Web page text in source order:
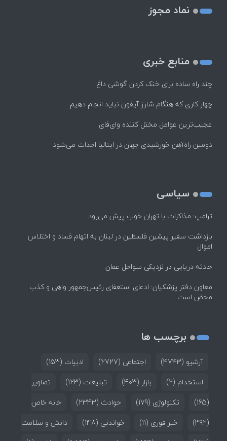
نماد مجوز
منابع خبری
چند راه‌ ساده برای خنک کردن گوشی داغ
چهار کاری که هنگام شارژ آیفون نباید انجام دهیم
عجیب‌ترین عوامل مختل کننده وای‌فای
دومین راه‌آهن خورشیدی جهان در ایتالیا احداث می‌شود
سیاسی
ترامپ: مذاکرات با تهران خوب پیش می‌رود
بازداشت سفیر پیشین فلسطین در لبنان به اتهام فساد و اختلاس
اموال
حادثه دریایی در نزدیکی سواحل عمان
معاون دفتر پزشکیان: ادعای استعفای رئیس‌جمهور واهی و کذب
محض است
برچسب ها
آرشیو (4743) اجتماعی (2727) ادبیات (153)
استخدام (2) بازار (403) تبلیغات (123)
تصاویر
(165)
تکنولوژی (179) حوادث (2343)
خانه خاص
(392)
خبر فوری (11) خواندنی (148)
دانش و سلامت